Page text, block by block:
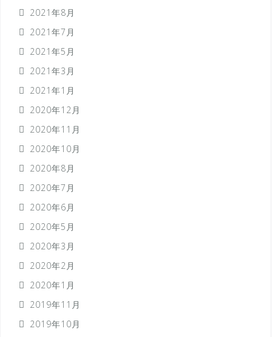
2021年8月
2021年7月
2021年5月
2021年3月
2021年1月
2020年12月
2020年11月
2020年10月
2020年8月
2020年7月
2020年6月
2020年5月
2020年3月
2020年2月
2020年1月
2019年11月
2019年10月